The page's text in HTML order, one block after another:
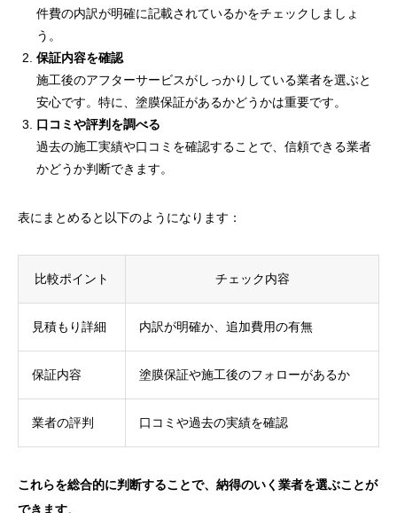
件費の内訳が明確に記載されているかをチェックしましょ
う。
保証内容を確認
施工後のアフターサービスがしっかりしている業者を選ぶと
安心です。特に、塗膜保証があるかどうかは重要です。
口コミや評判を調べる
過去の施工実績や口コミを確認することで、信頼できる業者
かどうか判断できます。
表にまとめると以下のようになります：
比較ポイント チェック内容
見積もり詳細 内訳が明確か、追加費用の有無
保証内容 塗膜保証や施工後のフォローがあるか
業者の評判 口コミや過去の実績を確認
これらを総合的に判断することで、納得のいく業者を選ぶことが
できます。